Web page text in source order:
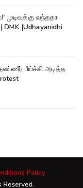
முடிவுக்கு வந்ததா
DMK |Udhayanidhi
பீய்ச்சி அடித்த
Policy